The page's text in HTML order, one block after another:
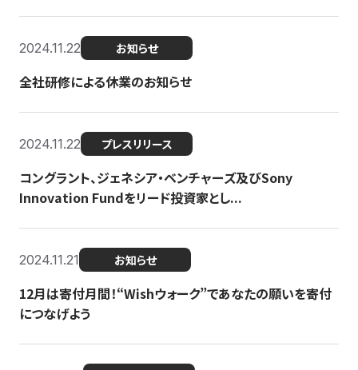
2024.11.22 お知らせ
全社研修による休業のお知らせ
2024.11.22 プレスリリース
コングラント、ジェネシア・ベンチャーズ及びSony
Innovation Fundをリード投資家とし...
2024.11.21 お知らせ
12月は寄付月間！“Wishウォーク”であなたの願いを寄付
につなげよう